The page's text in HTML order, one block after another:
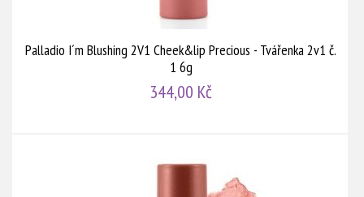
Palladio I´m Blushing 2V1 Cheek&lip Precious - Tvářenka 2v1 č.
1 6g
344,00 Kč